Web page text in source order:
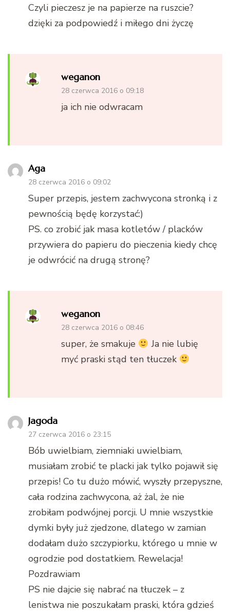
Czyli pieczesz je na papierze na ruszcie?
dzięki za podpowiedź i miłego dni życzę
weganon
28 czerwca 2016 o 09:18
ja ich nie odwracam
Aga
28 czerwca 2016 o 09:02
Super przepis, jestem zachwycona stronką i z
pewnością będę korzystać:)
PS. co zrobić jak masa kotletów / placków
przywiera do papieru do pieczenia kiedy chcę
je odwrócić na drugą stronę?
weganon
28 czerwca 2016 o 08:46
super, że smakuje
Ja nie lubię
myć praski stąd ten tłuczek
Jagoda
27 czerwca 2016 o 23:15
Bób uwielbiam, ziemniaki uwielbiam,
musiałam zrobić te placki jak tylko pojawił się
przepis! Co tu dużo mówić, wyszły przepyszne,
cała rodzina zachwycona, aż żal, że nie
zrobiłam podwójnej porcji. U mnie wszystkie
dymki były już zjedzone, dlatego w zamian
dodałam dużo szczypiorku, którego u mnie w
ogrodzie pod dostatkiem. Rewelacja!
Pozdrawiam
PS nie dajcie się nabrać na tłuczek – z
lenistwa nie poszukałam praski, która gdzieś